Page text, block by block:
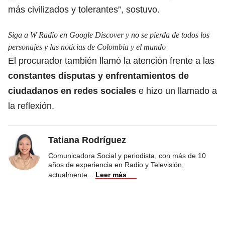
más civilizados y tolerantes”, sostuvo.
Siga a W Radio en Google Discover y no se pierda de todos los
personajes y las noticias de Colombia y el mundo
El procurador también llamó la atención frente a las
constantes disputas y enfrentamientos de
ciudadanos en redes sociales e hizo un llamado a
la reflexión.
Tatiana Rodríguez
Comunicadora Social y periodista, con más de 10
años de experiencia en Radio y Televisión,
actualmente
Leer más